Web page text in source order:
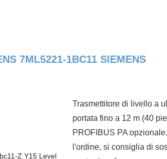
7ML5221-1BC11 SIEMENS
Trasmettitore di livello a
portata fino a 12 m (40
PROFIBUS PA
l'ordine, si consiglia di